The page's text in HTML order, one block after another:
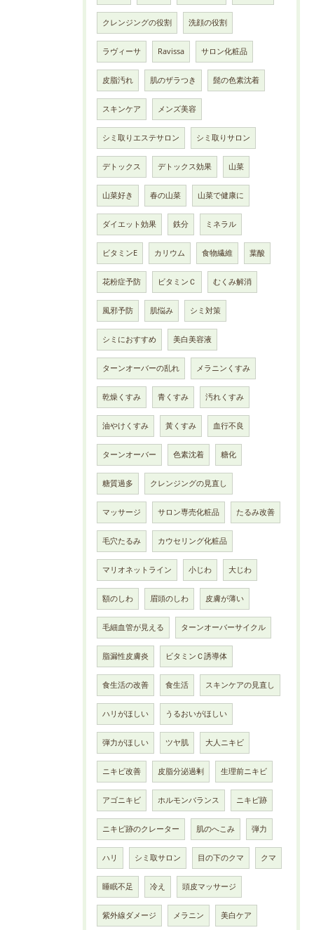
クレンジングの役割 洗顔の役割
ラヴィーサ Ravissa サロン化粧品
皮脂汚れ 肌のザラつき 髭の色素沈着
スキンケア メンズ美容
シミ取りエステサロン シミ取りサロン
デトックス デトックス効果 山菜
山菜好き 春の山菜 山菜で健康に
ダイエット効果 鉄分 ミネラル
ビタミンE カリウム 食物繊維 葉酸
花粉症予防 ビタミンＣ むくみ解消
風邪予防 肌悩み シミ対策
シミにおすすめ 美白美容液
ターンオーバーの乱れ メラニンくすみ
乾燥くすみ 青くすみ 汚れくすみ
油やけくすみ 黃くすみ 血行不良
ターンオーバー 色素沈着 糖化
糖質過多 クレンジングの見直し
マッサージ サロン専売化粧品 たるみ改善
毛穴たるみ カウセリング化粧品
マリオネットライン 小じわ 大じわ
額のしわ 眉頭のしわ 皮膚が薄い
毛細血管が見える ターンオーバーサイクル
脂漏性皮膚炎 ビタミンＣ誘導体
食生活の改善 食生活 スキンケアの見直し
ハリがほしい うるおいがほしい
弾力がほしい ツヤ肌 大人ニキビ
ニキビ改善 皮脂分泌過剰 生理前ニキビ
アゴニキビ ホルモンバランス ニキビ跡
ニキビ跡のクレーター 肌のへこみ 弾力
ハリ シミ取サロン 目の下のクマ クマ
睡眠不足 冷え 頭皮マッサージ
紫外線ダメージ メラニン 美白ケア